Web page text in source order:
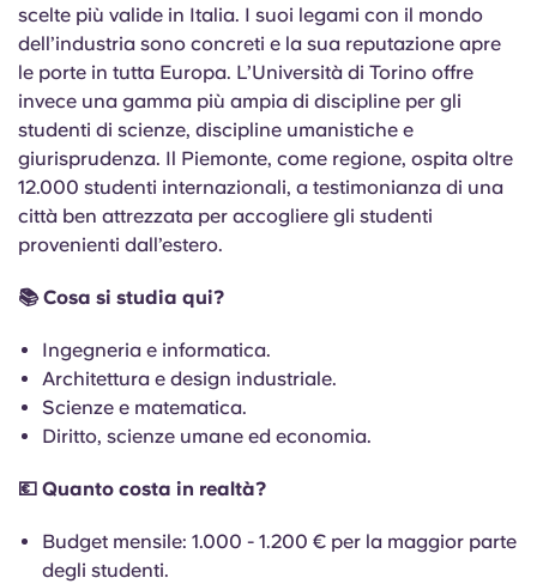
scelte più valide in Italia. I suoi legami con il mondo
dell’industria sono concreti e la sua reputazione apre
le porte in tutta Europa. L’Università di Torino offre
invece una gamma più ampia di discipline per gli
studenti di scienze, discipline umanistiche e
giurisprudenza. Il Piemonte, come regione, ospita oltre
12.000 studenti internazionali, a testimonianza di una
città ben attrezzata per accogliere gli studenti
provenienti dall’estero.
📚 Cosa si studia qui?
Ingegneria e informatica.
Architettura e design industriale.
Scienze e matematica.
Diritto, scienze umane ed economia.
💶 Quanto costa in realtà?
Budget mensile: 1.000 - 1.200 € per la maggior parte
degli studenti.